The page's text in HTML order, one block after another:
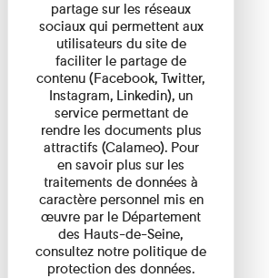
partage sur les réseaux
sociaux qui permettent aux
utilisateurs du site de
faciliter le partage de
contenu (Facebook, Twitter,
Instagram, Linkedin), un
service permettant de
rendre les documents plus
attractifs (Calameo). Pour
en savoir plus sur les
traitements de données à
caractère personnel mis en
œuvre par le Département
des Hauts-de-Seine,
consultez notre politique de
protection des données.